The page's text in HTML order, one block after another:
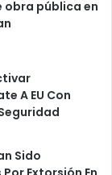
obra pública en
A EU Con
Sido